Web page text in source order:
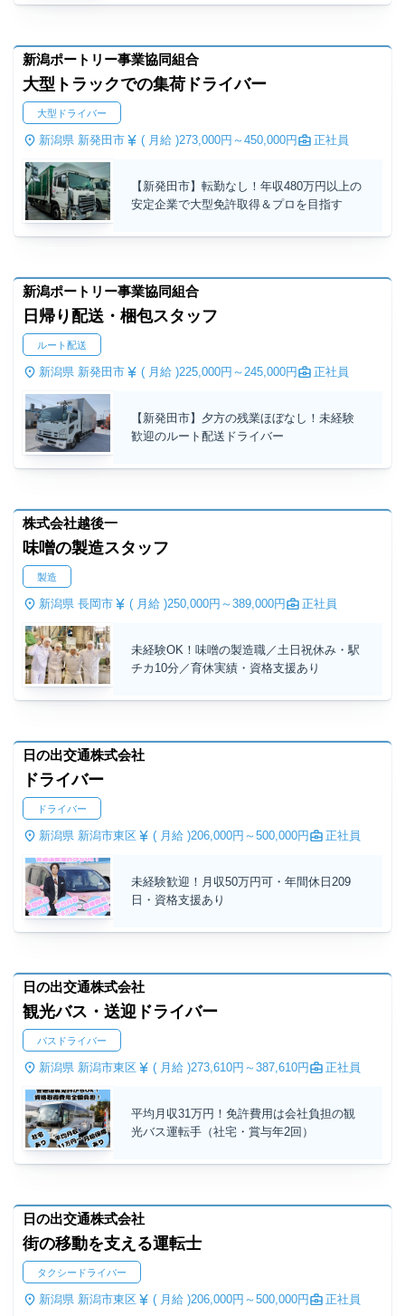
新潟ポートリー事業協同組合
大型トラックでの集荷ドライバー
大型ドライバー
新潟県 新発田市 ( 月給 )273,000円～ 450,000円 正社員
【新発田市】転勤なし！年収480万円以上の
安定企業で大型免許取得＆プロを目指す
新潟ポートリー事業協同組合
日帰り配送・梱包スタッフ
ルート配送
新潟県 新発田市 ( 月給 )225,000円～ 245,000円 正社員
【新発田市】夕方の残業ほぼなし！未経験
歓迎のルート配送ドライバー
株式会社越後一
味噌の製造スタッフ
製造
新潟県 長岡市 ( 月給 )250,000円～ 389,000円 正社員
未経験OK！味噌の製造職／土日祝休み・駅
チカ10分／育休実績・資格支援あり
日の出交通株式会社
ドライバー
ドライバー
新潟県 新潟市東区 ( 月給 )206,000円～ 500,000円 正社員
未経験歓迎！月収50万円可・年間休日209
日・資格支援あり
日の出交通株式会社
観光バス・送迎ドライバー
バスドライバー
新潟県 新潟市東区 ( 月給 )273,610円～ 387,610円 正社員
平均月収31万円！免許費用は会社負担の観
光バス運転手（社宅・賞与年2回）
日の出交通株式会社
街の移動を支える運転士
タクシードライバー
新潟県 新潟市東区 ( 月給 )206,000円～ 500,000円 正社員